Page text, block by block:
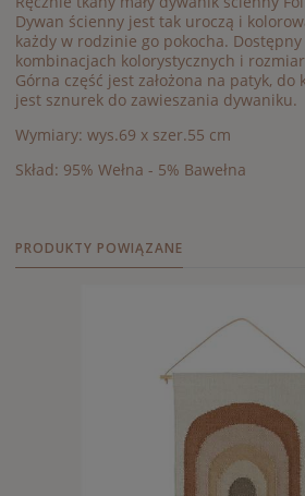
Dywan ścienny jest tak uroczą i
każdy w rodzinie go pokocha.
kombinacjach kolorystycznych i
Górna część jest założona na patyk,
jest sznurek do zawieszania dywaniku.
Wymiary: wys.69 x szer.55 cm
Skład: 95% Wełna - 5% Bawełna
PRODUKTY POWIĄZANE